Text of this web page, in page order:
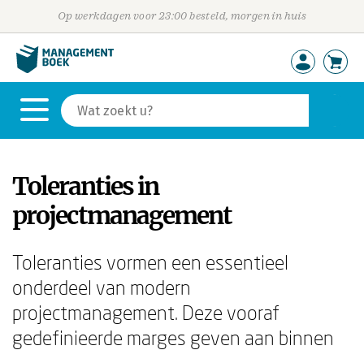
Op werkdagen voor 23:00 besteld, morgen in huis
Toleranties in
projectmanagement
Toleranties vormen een essentieel
onderdeel van modern
projectmanagement. Deze vooraf
gedefinieerde marges geven aan binnen